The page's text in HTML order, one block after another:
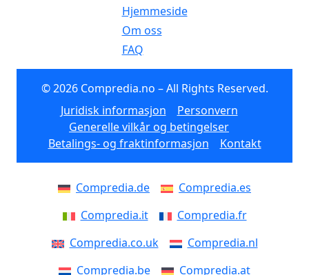
Hjemmeside
Om oss
FAQ
© 2026 Compredia.no – All Rights Reserved.
Juridisk informasjon
Personvern
Generelle vilkår og betingelser
Betalings- og fraktinformasjon
Kontakt
Compredia.de
Compredia.es
Compredia.it
Compredia.fr
Compredia.co.uk
Compredia.nl
Compredia.be
Compredia.at